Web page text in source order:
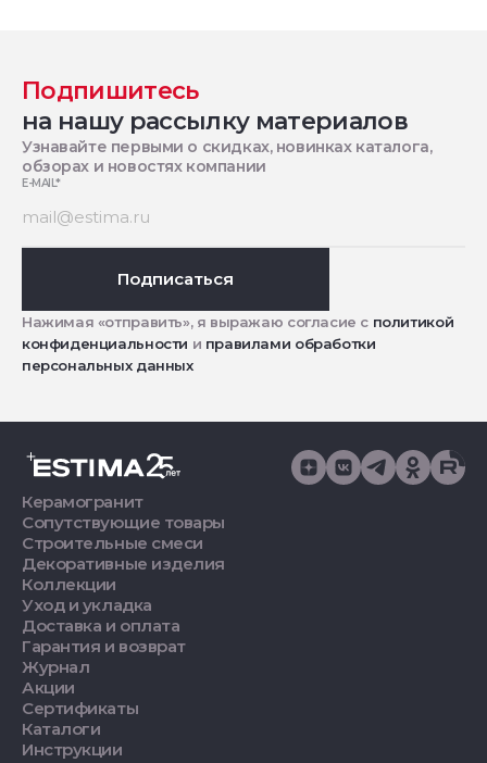
Подпишитесь
на нашу рассылку материалов
Узнавайте первыми о скидках, новинках каталога,
обзорах и новостях компании
E-MAIL*
Подписаться
Нажимая «отправить», я выражаю согласие с политикой
конфиденциальности и правилами обработки
персональных данных
Керамогранит
Сопутствующие товары
Строительные смеси
Декоративные изделия
Коллекции
Уход и укладка
Доставка и оплата
Гарантия и возврат
Журнал
Акции
Сертификаты
Каталоги
Инструкции